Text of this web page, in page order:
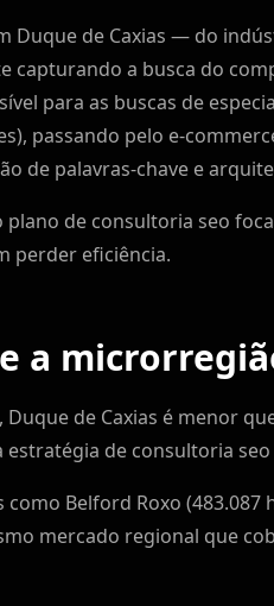
Duque de Caxias — do
capturando a busca do
para as buscas de
passando pelo e-
de palavras-chave e
plano de consultoria seo
perder eficiência.
a
de Caxias é menor
de consultoria
Belford Roxo (483.087
mercado regional que